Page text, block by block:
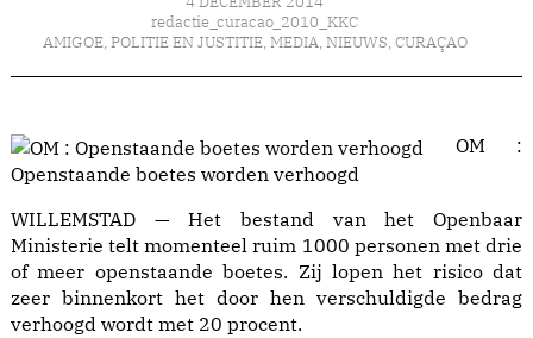
redactie_curacao_2010_KKC
AMIGOE, POLITIE EN JUSTITIE, MEDIA, NIEUWS, CURAÇAO
OM :
Openstaande boetes worden verhoogd
WILLEMSTAD — Het bestand van het Openbaar
Ministerie telt momenteel ruim 1000 personen met drie
of meer openstaande boetes. Zij lopen het risico dat
zeer binnenkort het door hen verschuldigde bedrag
verhoogd wordt met 20 procent.